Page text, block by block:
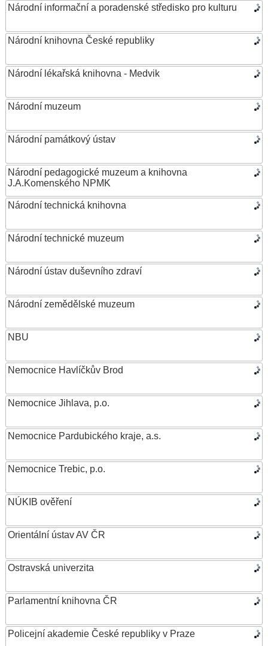
Národní informační a poradenské středisko pro kulturu
Národní knihovna České republiky
Národní lékařská knihovna - Medvik
Národní muzeum
Národní památkový ústav
Národní pedagogické muzeum a knihovna
J.A.Komenského NPMK
Národní technická knihovna
Národní technické muzeum
Národní ústav duševního zdraví
Národní zemědělské muzeum
NBU
Nemocnice Havlíčkův Brod
Nemocnice Jihlava, p.o.
Nemocnice Pardubického kraje, a.s.
Nemocnice Trebic, p.o.
NÚKIB ověření
Orientální ústav AV ČR
Ostravská univerzita
Parlamentní knihovna ČR
Policejní akademie České republiky v Praze